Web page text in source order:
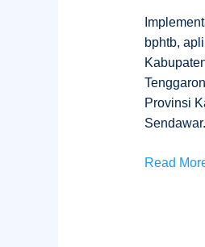
bphtb,
Provinsi
Kab.
Kutai
Barat
Read